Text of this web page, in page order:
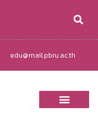
edu@mail.pbru.ac.th